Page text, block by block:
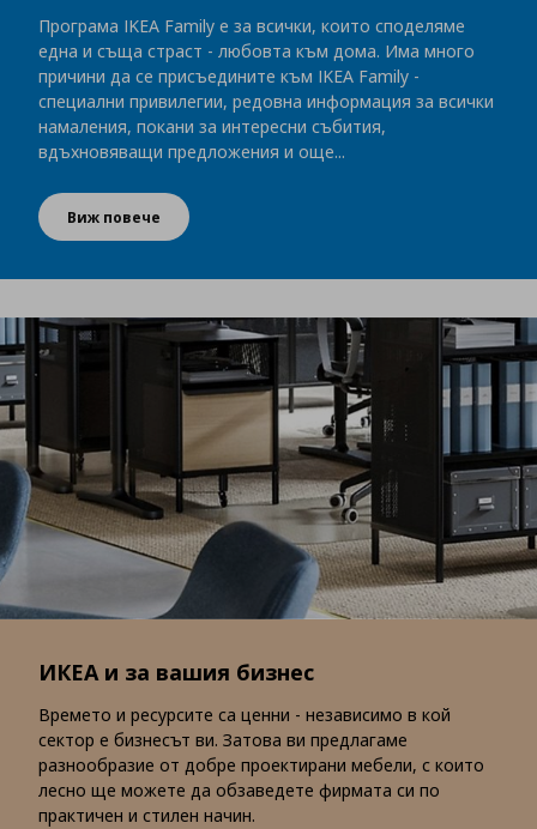
Програма IKEA Family е за всички, които споделяме
една и съща страст - любовта към дома. Има много
причини да се присъедините към IKEA Family -
специални привилегии, редовна информация за всички
намаления, покани за интересни събития,
вдъхновяващи предложения и още...
Виж повече
ИКЕА и за вашия бизнес
Времето и ресурсите са ценни - независимо в кой
сектор е бизнесът ви. Затова ви предлагаме
разнообразие от добре проектирани мебели, с които
лесно ще можете да обзаведете фирмата си по
практичен и стилен начин.